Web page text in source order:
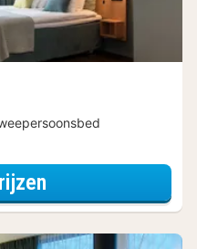
voor Spa Resort